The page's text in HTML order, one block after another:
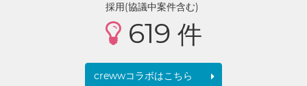
採用(協議中案件含む)
619 件
crewwコラボはこちら